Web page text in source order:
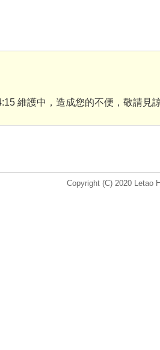
維護中，造成您的不便，敬請見
Copyright (C) 2020 Letao